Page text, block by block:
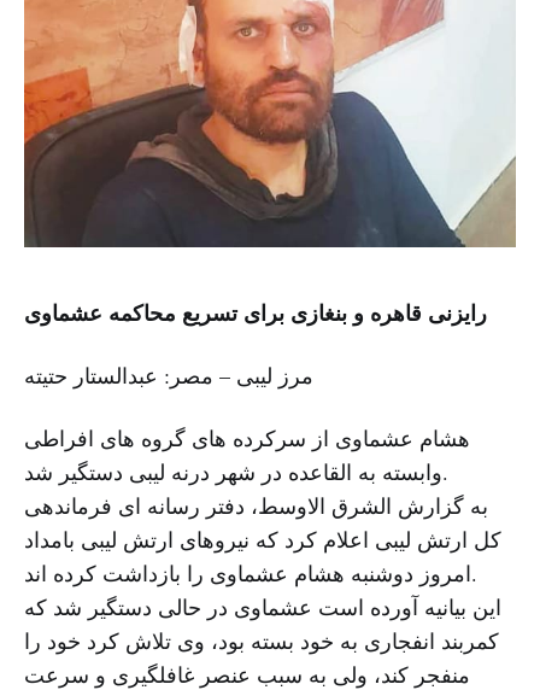
رایزنی قاهره و بنغازی برای تسریع محاکمه عشماوی
مرز لیبی – مصر: عبدالستار حتیته
هشام عشماوی از سرکرده های گروه های افراطی
وابسته به القاعده در شهر درنه لیبی دستگیر شد.
به گزارش الشرق الاوسط، دفتر رسانه ای فرماندهی
کل ارتش لیبی اعلام کرد که نیروهای ارتش لیبی بامداد
امروز دوشنبه هشام عشماوی را بازداشت کرده اند.
این بیانیه آورده است عشماوی در حالی دستگیر شد که
کمربند انفجاری به خود بسته بود، وی تلاش کرد خود را
منفجر کند، ولی به سبب عنصر غافلگیری و سرعت